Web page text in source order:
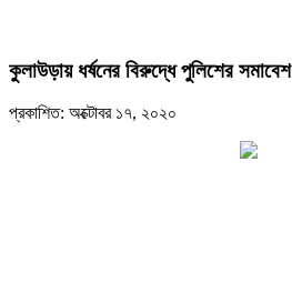
কুলাউড়ায় ধর্ষনের বিরুদ্ধে পুলিশের সমাবেশ
প্রকাশিত: অক্টোবর ১৭, ২০২০